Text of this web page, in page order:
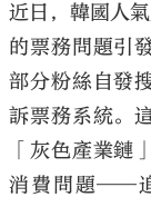
近日，韓國人
的票務問題引
部分粉絲自發
訴票務系統。
「灰色產業鏈
消費問題——